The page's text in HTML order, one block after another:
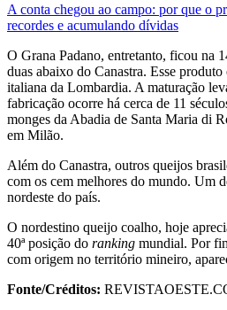
A conta chegou ao campo: por que o
recordes e acumulando dívidas
O Grana Padano, entretanto, ficou na
duas abaixo do Canastra. Esse
italiana da Lombardia. A maturação
fabricação ocorre há cerca de 11
monges da Abadia de Santa Maria di
em Milão.
Além do Canastra, outros queijos
com os cem melhores do mundo. Um
nordeste do país.
O nordestino queijo coalho, hoje
40ª posição do ranking mundial. Por
com origem no território mineiro,
Fonte/Créditos: